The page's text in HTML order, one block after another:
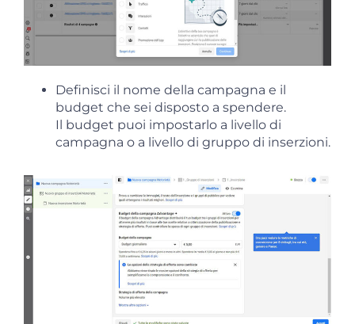
Definisci il nome della campagna e il
budget che sei disposto a spendere.
Il budget puoi impostarlo a livello di
campagna o a livello di gruppo di inserzioni.